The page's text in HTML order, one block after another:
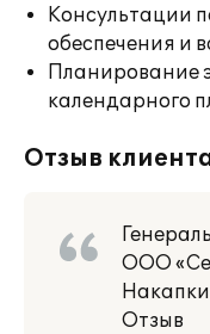
Консультации
обеспечения и
Планирование
календарного
Отзыв
ООО
Отзыв